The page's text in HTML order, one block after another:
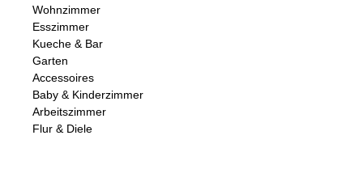
Wohnzimmer
Esszimmer
Kueche & Bar
Garten
Accessoires
Baby & Kinderzimmer
Arbeitszimmer
Flur & Diele